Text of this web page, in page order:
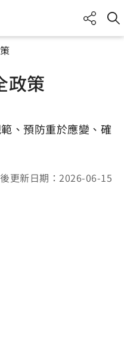
政策
、預防重於應變、確
更新日期：2026-06-15